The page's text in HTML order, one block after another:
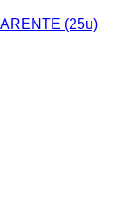
(25u)